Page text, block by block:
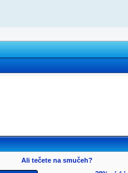
Ali tečete na smučeh?